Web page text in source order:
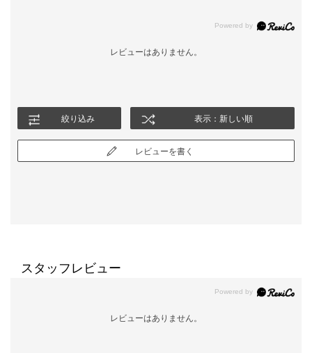
レビューはありません。
絞り込み 表示：新しい順
レビューを書く
スタッフレビュー
レビューはありません。